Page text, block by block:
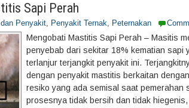
Sapi Perah
Penyakit, Penyakit Ternak, Peternakan
Mengobati Mastitis Sapi Perah – Masitis
penyebab dari sekitar 18% kematian sapi
terlanjur terjangkit penyakit ini.
dengan penyakit mastitis berkaitan
resiko yang ada semisal saat pemerahan
prosesnya tidak bersih dan tidak